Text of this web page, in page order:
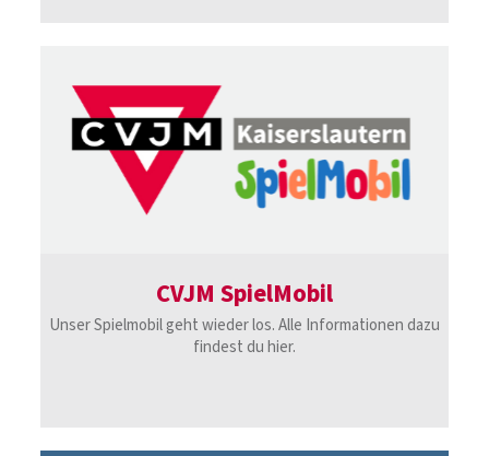
CVJM SpielMobil
Unser Spielmobil geht wieder los. Alle Informationen dazu
findest du hier.